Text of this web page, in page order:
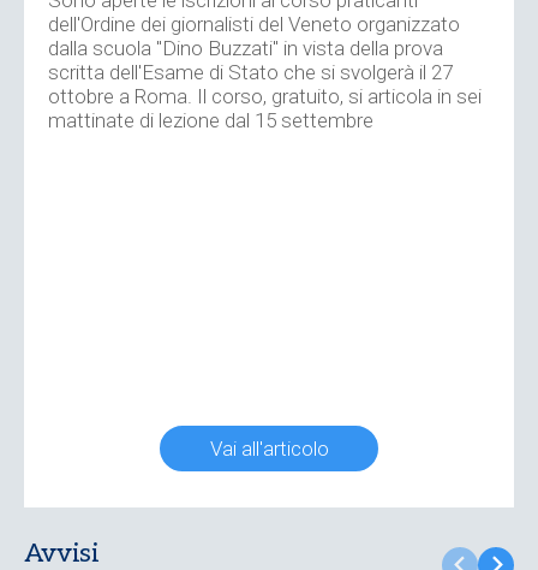
dell'Ordine dei giornalisti del Veneto organizzato
dalla scuola "Dino Buzzati" in vista della prova
scritta dell'Esame di Stato che si svolgerà il 27
ottobre a Roma. Il corso, gratuito, si articola in sei
mattinate di lezione dal 15 settembre
Vai all'articolo
Avvisi